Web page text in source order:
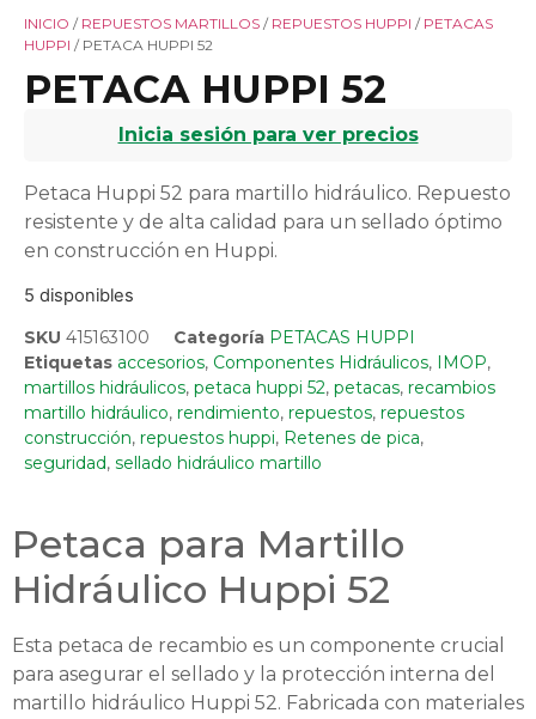
INICIO / REPUESTOS MARTILLOS / REPUESTOS HUPPI / PETACAS
HUPPI / PETACA HUPPI 52
PETACA HUPPI 52
Inicia sesión para ver precios
Petaca Huppi 52 para martillo hidráulico. Repuesto
resistente y de alta calidad para un sellado óptimo
en construcción en Huppi.
5 disponibles
SKU 415163100 Categoría PETACAS HUPPI
Etiquetas accesorios, Componentes Hidráulicos, IMOP,
martillos hidráulicos, petaca huppi 52, petacas, recambios
martillo hidráulico, rendimiento, repuestos, repuestos
construcción, repuestos huppi, Retenes de pica,
seguridad, sellado hidráulico martillo
Petaca para Martillo
Hidráulico Huppi 52
Esta petaca de recambio es un componente crucial
para asegurar el sellado y la protección interna del
martillo hidráulico Huppi 52. Fabricada con materiales